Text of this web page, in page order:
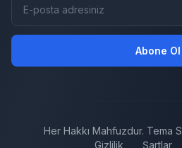
Abone Ol
Her Hakkı Mahfuzdur. Tema
Gizlilik
Şartlar